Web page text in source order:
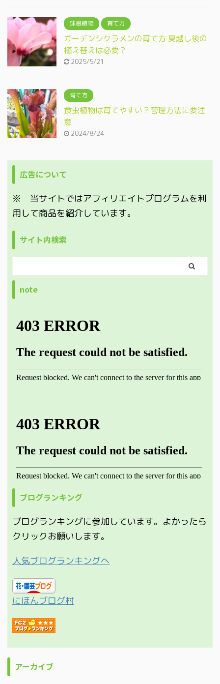
球根植物 育て方
ガーデンシクラメンの育て方 夏越し後の
植え替えは必要？
2025/5/21
育て方
食虫植物は育てやすい？管理方法に要注
意
2024/8/24
広告について
※ 当サイトではアフィリエイトプログラムを利
用して商品を紹介しています。
サイト内検索
note
ブログランキング
ブログランキングに参加しています。よかったら
クリックお願いします。
人気ブログランキングへ
にほんブログ村
アーカイブ